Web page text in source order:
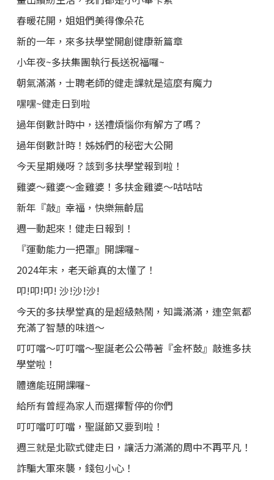
春暖花開，姐姐們美得像朵花
新的一年，來多扶學堂開創健康新篇章
小年夜~多扶集團執行長送祝福囉~
朝氣滿滿，士聘老師的健走課就是這麼有魔力
嘿嘿~健走日到啦
過年倒數計時中，送禮煩惱你有解方了嗎？
過年倒數計時！姊姊們的秘密大公開
今天星期幾呀？該到多扶學堂報到啦！
雞婆～雞婆～金雞婆！多扶金雞婆～咕咕咕
新年『敲』幸福，快樂無齡屆
週一動起來！健走日報到！
『運動能力一把罩』開課囉~
2024年末，老天爺真的太懂了！
叩!叩!叩! 沙!沙!沙!
今天的多扶學堂真的是超級熱鬧，知識滿滿，連空氣都
充滿了智慧的味道～
叮叮噹～叮叮噹～聖誕老公公帶著『金杯鼓』敲進多扶
學堂啦！
體適能班開課囉~
給所有曾經為家人而選擇暫停的你們
叮叮噹叮叮噹，聖誕節又要到啦！
週三就是北歐式健走日，讓活力滿滿的周中不再平凡！
詐騙大軍來襲，錢包小心！